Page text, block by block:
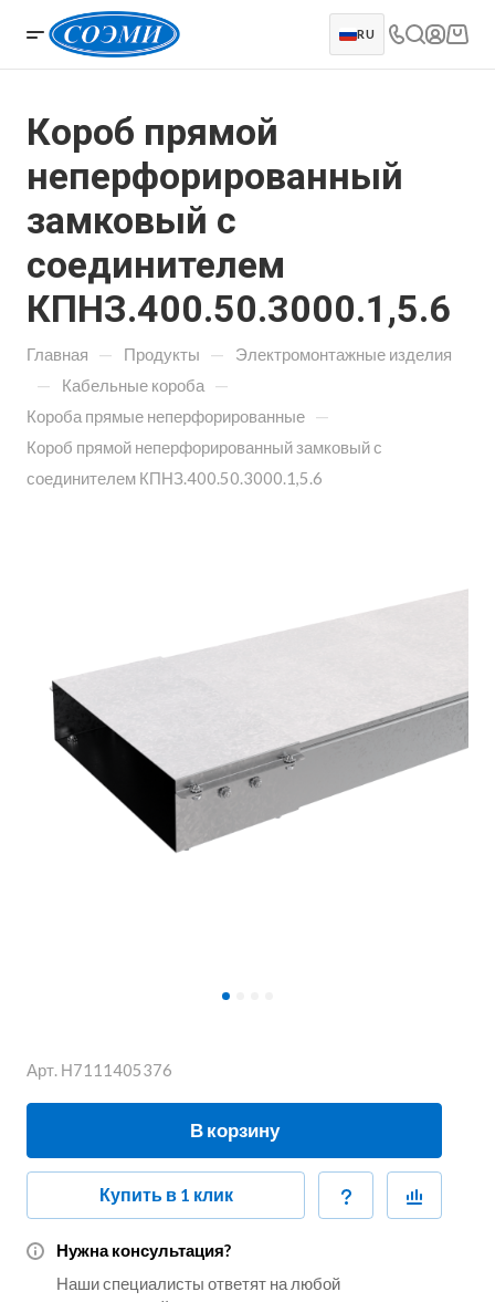
RU
Короб прямой
неперфорированный
замковый с
соединителем
КПНЗ.400.50.3000.1,5.6
Главная — Продукты — Электромонтажные изделия
— Кабельные короба —
Короба прямые неперфорированные —
Короб прямой неперфорированный замковый с
соединителем КПНЗ.400.50.3000.1,5.6
Арт. Н7111405376
В корзину
Купить в 1 клик
Нужна консультация?
Наши специалисты ответят на любой